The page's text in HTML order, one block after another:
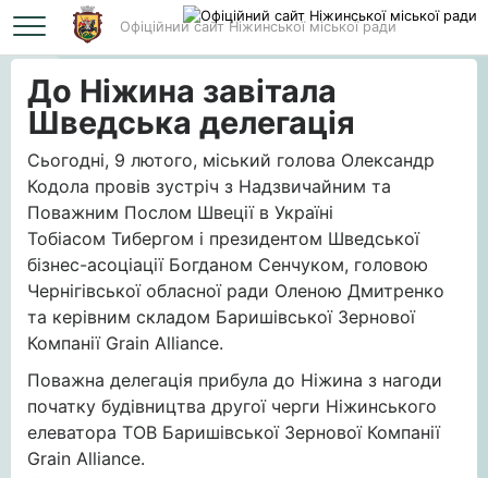
Офіційний сайт Ніжинської міської ради
Головна До Ніжина завітала Шведська делегація
До Ніжина завітала
Шведська делегація
Сьогодні, 9 лютого, міський голова Олександр
Кодола провів зустріч з Надзвичайним та
Поважним Послом Швеції в Україні
Тобіасом Тибергом і президентом Шведської
бізнес-асоціації Богданом Сенчуком, головою
Чернігівської обласної ради Оленою Дмитренко
та керівним складом Баришівської Зернової
Компанії Grain Alliance.
Поважна делегація прибула до Ніжина з нагоди
початку будівництва другої черги Ніжинського
елеватора ТОВ Баришівської Зернової Компанії
Grain Alliance.